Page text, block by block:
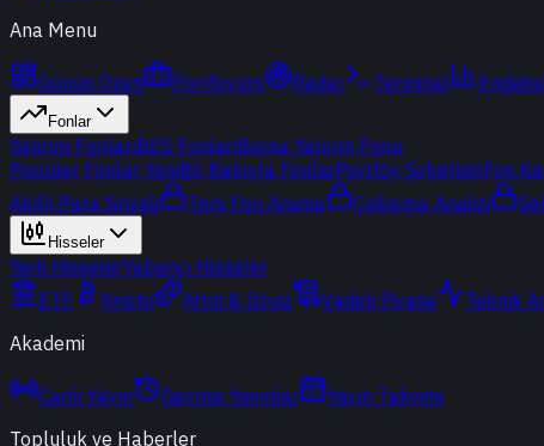
Ana Menu
Günün Özeti Portföyüm Radar Terminal
Fonlar
Yatırım FonlarıBES FonlarıBorsa Yatırım Fonu
Popüler Fonlar YeniBir Bakışta FonlarPortföy ŞirketleriFon
Akıllı Para Sinyali
Ters Fon Arama Çakışma Analizi
Hisseler
Yerli HisselerYabancı Hisseler
ETF
Kripto Altın & Döviz Vadeli Piyasa Teknik
Akademi
Canlı Yayın Geçmiş Yayınlar
Yayın Takvimi
Topluluk ve Haberler